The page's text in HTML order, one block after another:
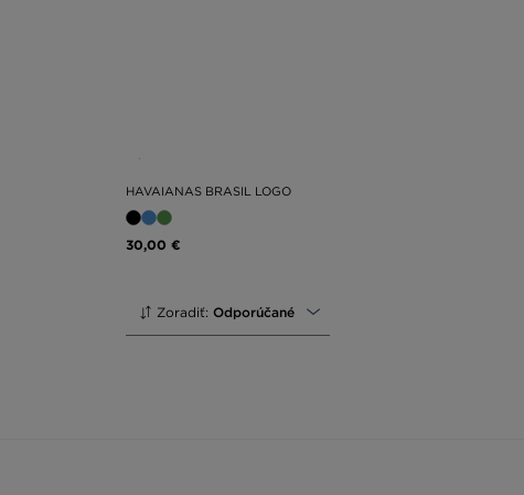
HAVAIANAS BRASIL LOGO
30,00 €
Zoradiť: Odporúčané